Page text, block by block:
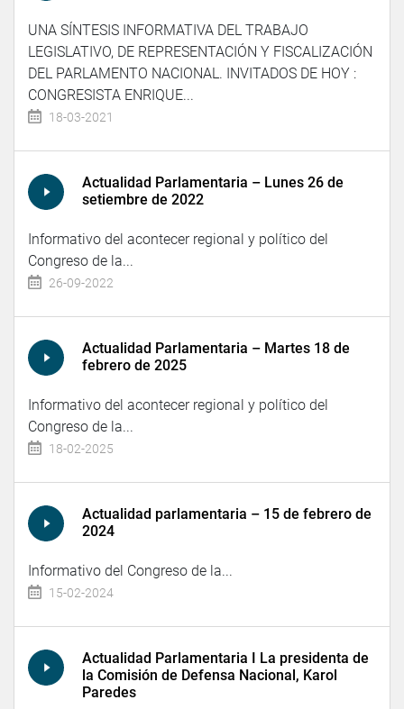
UNA SÍNTESIS INFORMATIVA DEL TRABAJO
LEGISLATIVO, DE REPRESENTACIÓN Y FISCALIZACIÓN
DEL PARLAMENTO NACIONAL. INVITADOS DE HOY :
CONGRESISTA ENRIQUE...
18-03-2021
Actualidad Parlamentaria – Lunes 26 de
setiembre de 2022
Informativo del acontecer regional y político del
Congreso de la...
26-09-2022
Actualidad Parlamentaria – Martes 18 de
febrero de 2025
Informativo del acontecer regional y político del
Congreso de la...
18-02-2025
Actualidad parlamentaria – 15 de febrero de
2024
Informativo del Congreso de la...
15-02-2024
Actualidad Parlamentaria I La presidenta de
la Comisión de Defensa Nacional, Karol
Paredes